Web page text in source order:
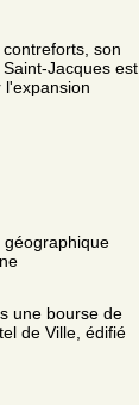
son
Jacques est
l'expansion
géographique
une bourse de
de Ville, édifié